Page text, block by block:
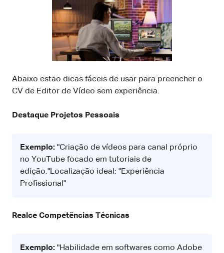
Abaixo estão dicas fáceis de usar para preencher o
CV de Editor de Vídeo sem experiência.
Destaque Projetos Pessoais
Exemplo: "Criação de vídeos para canal próprio
no YouTube focado em tutoriais de
edição."Localização ideal: "Experiência
Profissional"
Realce Competências Técnicas
Exemplo: "Habilidade em softwares como Adobe